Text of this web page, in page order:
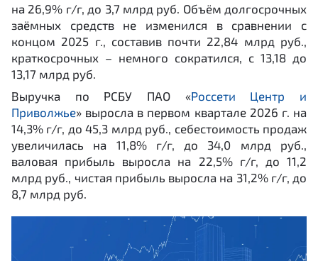
на 26,9% г/г, до 3,7 млрд руб. Объём долгосрочных
заёмных средств не изменился в сравнении с
концом 2025 г., составив почти 22,84 млрд руб.,
краткосрочных – немного сократился, с 13,18 до
13,17 млрд руб.
Выручка по РСБУ ПАО «Россети Центр и
Приволжье» выросла в первом квартале 2026 г. на
14,3% г/г, до 45,3 млрд руб., себестоимость продаж
увеличилась на 11,8% г/г, до 34,0 млрд руб.,
валовая прибыль выросла на 22,5% г/г, до 11,2
млрд руб., чистая прибыль выросла на 31,2% г/г, до
8,7 млрд руб.